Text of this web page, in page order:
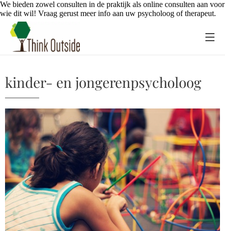
We bieden zowel consulten in de praktijk als online consulten aan voor
wie dit wil! Vraag gerust meer info aan uw psycholoog of therapeut.
kinder- en jongerenpsycholoog